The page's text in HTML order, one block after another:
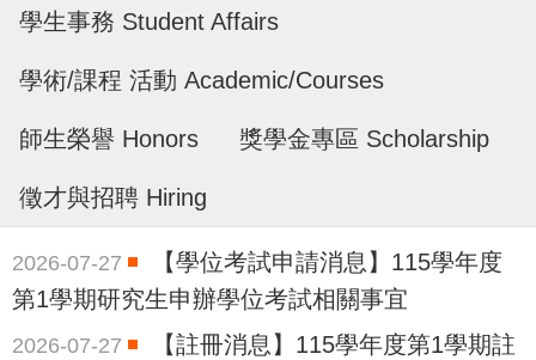
學生事務 Student Affairs
學術/課程 活動 Academic/Courses
師生榮譽 Honors 獎學金專區 Scholarship
徵才與招聘 Hiring
2026-07-27
【學位考試申請消息】115學年度
第1學期研究生申辦學位考試相關事宜
2026-07-27
【註冊消息】115學年度第1學期註